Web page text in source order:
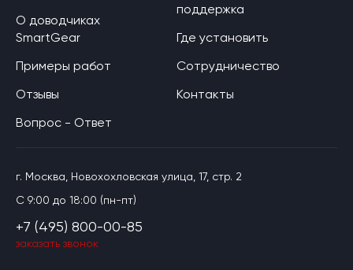
О доводчиках
SmartGear
Примеры работ
Отзывы
Вопрос - Ответ
поддержка
Где установить
Сотрудничество
Контакты
г. Москва, Новохохловская улица, 17, стр. 2
C 9:00 до 18:00 (пн-пт)
+7 (495) 800-00-85
заказать звонок